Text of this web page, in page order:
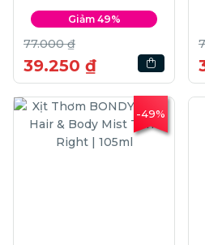
Giảm 49%
77.000 ₫
39.250 ₫
-49%